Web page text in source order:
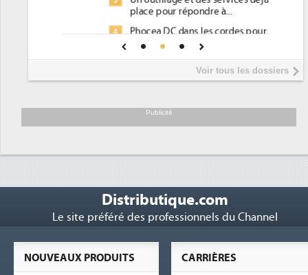
place pour répondre à...
Phocea DC dans les cordes pour la
Interview de Fabrice Coquio,
président de Digital Realty...
soutient les...
Voir tous les dossiers
Publicité
Distributique.com
Le site préféré des professionnels du Channel
CARRIÈRES
NOUVEAUX PRODUITS